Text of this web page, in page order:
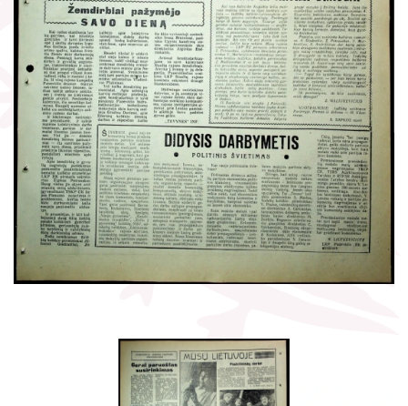
Gaunami periodiniai leidiniai
Tarpbibliotekinis abonementas
Knygomatai
Internetas
Klubai
Literatų klubas „Polėkis“
Interaktyvi kelionė
Gabrielės Petkevičaitės-Bitės literatūrinė
premija
Bibliotekos 70-metis
Virtuali biblioteka